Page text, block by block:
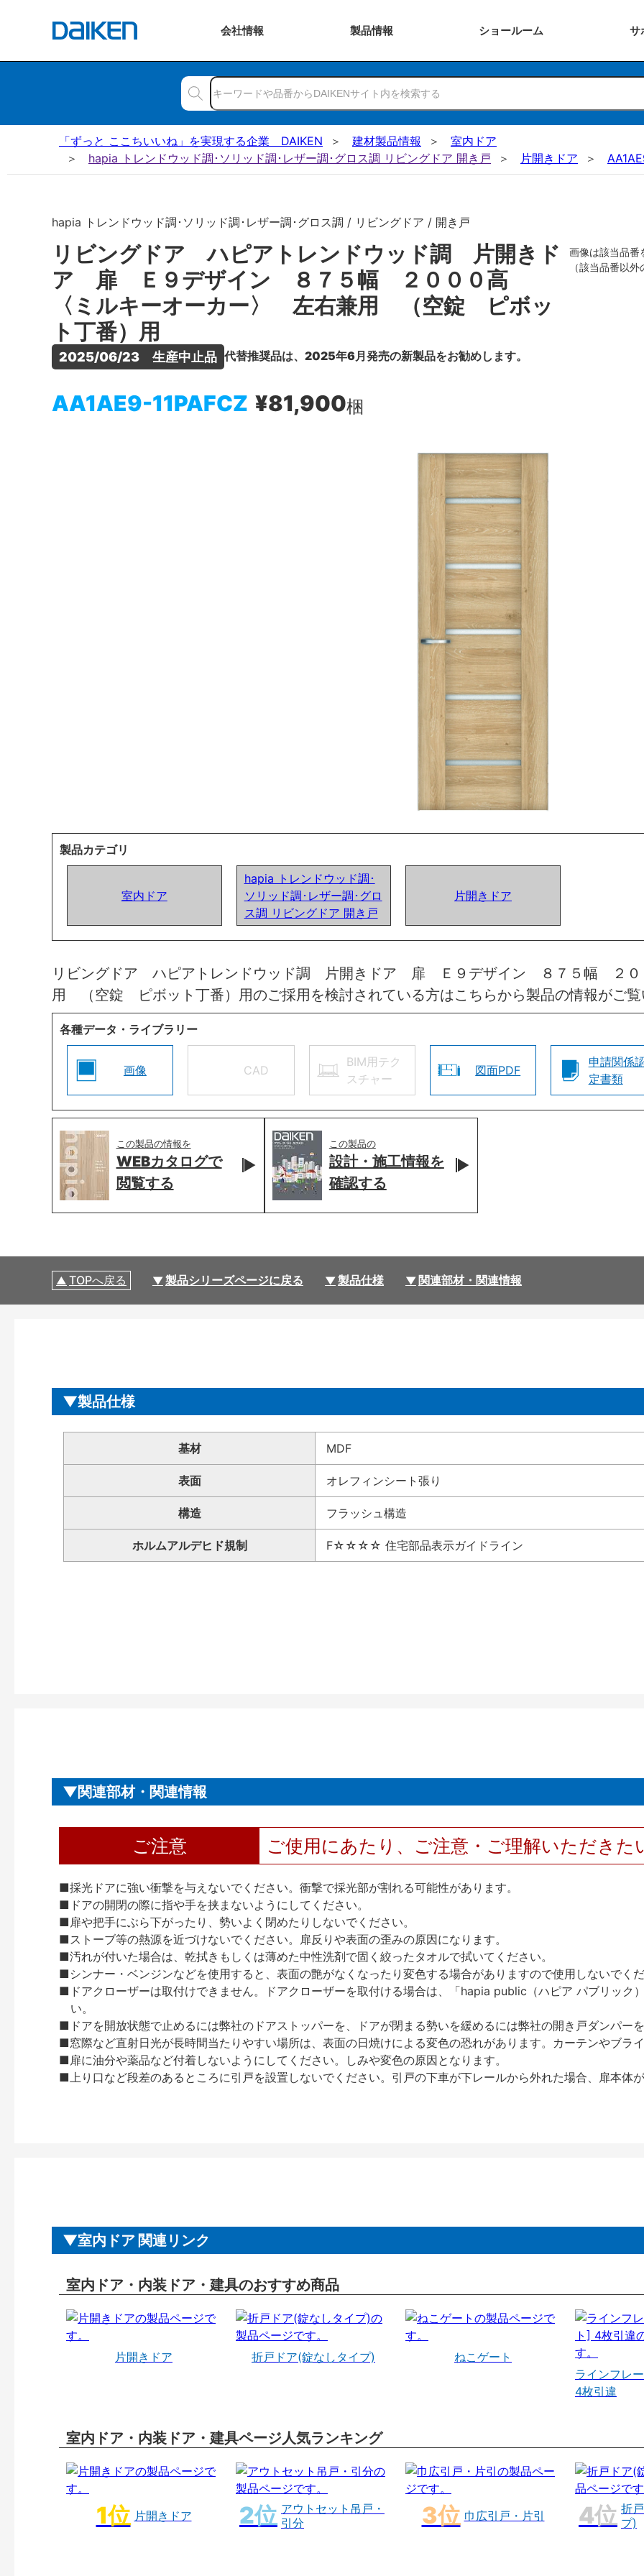
会社情報 製品情報 ショールーム サ
「ずっと ここちいいね」を実現する企業 DAIKEN 建材製品情報
室内ドア
hapia トレンドウッド調･ソリッド調･レザー調･グロス調 リビングドア 開き戸
片開きドア
hapia トレンドウッド調･ソリッド調･レザー調･グロス調 / リビングドア / 開き戸
リビングドア ハピアトレンドウッド調 片開きド
ア 扉 Ｅ９デザイン ８７５幅 ２０００高
〈ミルキーオーカー〉 左右兼用 （空錠 ピボッ
ト丁番）用
2025/06/23　生産中止品 代替推奨品は、2025年6月発売の新製品をお勧めします。
AA1AE9-11PAFCZ ¥81,900梱
画像は該当品番
（該当品番以
製品カテゴリ
室内ドア
hapia トレンドウッド調･
ソリッド調･レザー調･グロ
ス調 リビングドア 開き戸
片開きドア
リビングドア ハピアトレンドウッド調 片開きドア 扉 Ｅ９デザイン ８７５幅 ２
用 （空錠 ピボット丁番）用のご採用を検討されている方はこちらから製品の情報がご覧
各種データ・ライブラリー
画像 CAD
BIM用テク
スチャー
図面PDF
申請関係
定書類
この製品の情報を
WEBカタログで
閲覧する
この製品の
設計・施工情報を
確認する
TOPへ戻る 製品シリーズページに戻る 製品仕様 関連部材・関連情報
製品仕様
基材 MDF
表面 オレフィンシート張り
構造 フラッシュ構造
ホルムアルデヒド規制 F☆☆☆☆ 住宅部品表示ガイドライン
関連部材・関連情報
ご注意 ご使用にあたり、ご注意・ご理解いただきた
■採光ドアに強い衝撃を与えないでください。衝撃で採光部が割れる可能性があります。
■ドアの開閉の際に指や手を挟まないようにしてください。
■扉や把手にぶら下がったり、勢いよく閉めたりしないでください。
■ストーブ等の熱源を近づけないでください。扉反りや表面の歪みの原因になります。
■汚れが付いた場合は、乾拭きもしくは薄めた中性洗剤で固く絞ったタオルで拭いてください。
■シンナー・ベンジンなどを使用すると、表面の艶がなくなったり変色する場合がありますので使用しないでく
■ドアクローザーは取付けできません。ドアクローザーを取付ける場合は、「hapia public（ハピア パブリック
い。
■ドアを開放状態で止めるには弊社のドアストッパーを、ドアが閉まる勢いを緩めるには弊社の開き戸ダンパー
■窓際など直射日光が長時間当たりやすい場所は、表面の日焼けによる変色の恐れがあります。カーテンやブラ
■扉に油分や薬品など付着しないようにしてください。しみや変色の原因となります。
■上り口など段差のあるところに引戸を設置しないでください。引戸の下車が下レールから外れた場合、扉本体
室内ドア 関連リンク
室内ドア・内装ドア・建具のおすすめ商品
片開きドア 折戸ドア(錠なしタイプ)
ねこゲート
ラインフレ
4枚引違
室内ドア・内装ドア・建具ページ人気ランキング
片開きドア
アウトセット吊戸・
引分
巾広引戸・片引
折
プ)